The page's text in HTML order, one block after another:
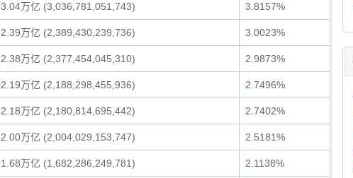
3.04万亿 (3,036,781,051,743) 3.8157%
2.39万亿 (2,389,430,239,736) 3.0023%
2.38万亿 (2,377,454,045,310) 2.9873%
2.19万亿 (2,188,298,455,936) 2.7496%
2.18万亿 (2,180,814,695,442) 2.7402%
2.00万亿 (2,004,029,153,747) 2.5181%
1.68万亿 (1,682,286,249,781) 2.1138%